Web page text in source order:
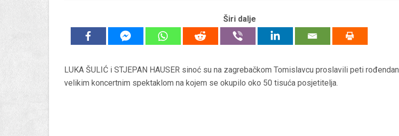
Širi dalje
LUKA ŠULIĆ i STJEPAN HAUSER sinoć su na zagrebačkom Tomislavcu proslavili peti rođendan
velikim koncertnim spektaklom na kojem se okupilo oko 50 tisuća posjetitelja.